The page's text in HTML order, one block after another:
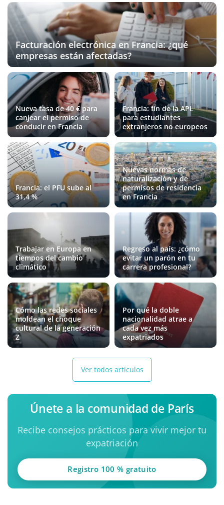
Facturación electrónica en Francia: ¿qué
empresas están afectadas?
Nueva tasa de 40 € para
canjear el permiso de
conducir en Francia
Francia: fin de la APL
para estudiantes
extranjeros no europeos
Francia: el PFU sube al
31,4 %
Nuevas normas de
naturalización y de
permisos de residencia
en Francia
Trabajar en Europa en
tiempos del cambio
climático
Regreso al país: ¿cómo
evitar un parón en tu
carrera profesional?
Cómo las redes sociales
moldean el choque
cultural de la generación
Z
Por qué la doble
nacionalidad atrae a
cada vez más
expatriados
Ver todos artículos
Únete a la comunidad de París
Recibe consejos prácticos para vivir mejor tu
expatriación
Registro 100 % gratuito